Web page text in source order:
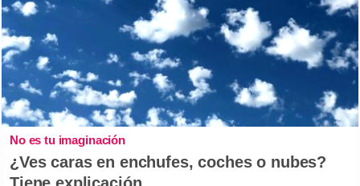
No es tu imaginación
¿Ves caras en enchufes, coches o nubes?